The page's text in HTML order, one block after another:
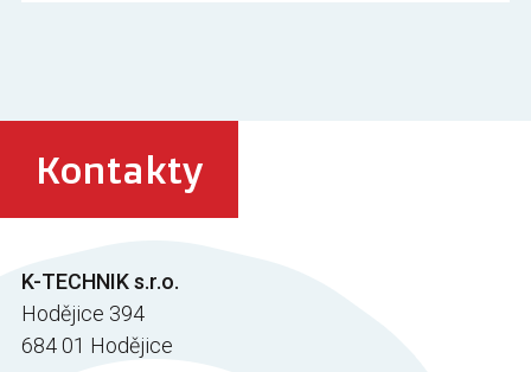
Kontakty
K-TECHNIK s.r.o.
Hodějice 394
684 01 Hodějice